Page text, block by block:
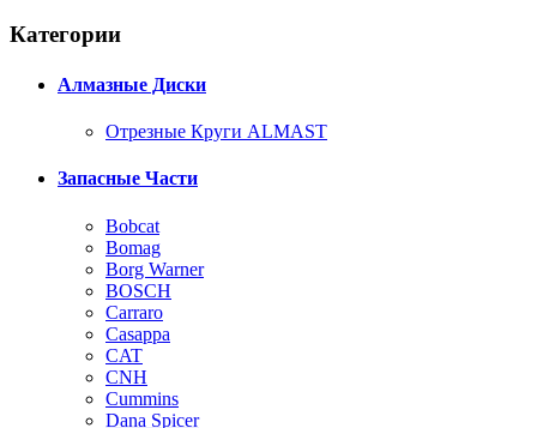
Категории
Алмазные Диски
Отрезные Круги ALMAST
Запасные Части
Bobcat
Bomag
Borg Warner
BOSCH
Carraro
Casappa
CAT
CNH
Cummins
Dana Spicer